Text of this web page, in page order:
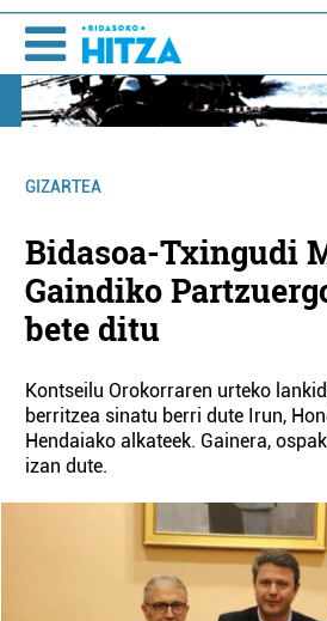
GIZARTEA
Bidasoa-Txingudi
Gaindiko
bete ditu
Kontseilu Orokorraren urteko
berritzea sinatu berri dute Irun,
Hendaiako alkateek. Gainera,
izan dute.